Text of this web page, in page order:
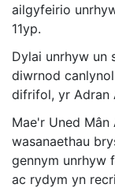
ailgyfeirio
11yp.
Dylai unrhyw un
diwrnod
difrifol, yr Adran
Mae'r Uned
wasanaethau
gennym unrhyw
ac rydym yn